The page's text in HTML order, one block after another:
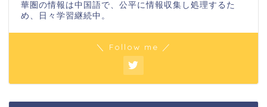
華圏の情報は中国語で、公平に情報収集し処理するた
め、日々学習継続中。
＼ Follow me ／